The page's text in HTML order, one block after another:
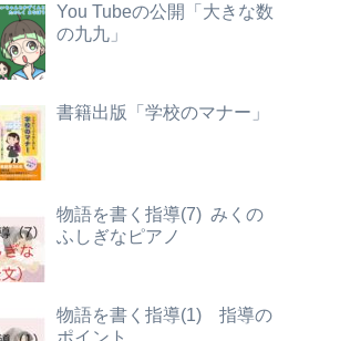
You Tubeの公開「大きな数
の九九」
書籍出版「学校のマナー」
物語を書く指導(7) みくの
ふしぎなピアノ
物語を書く指導(1) 指導の
ポイント